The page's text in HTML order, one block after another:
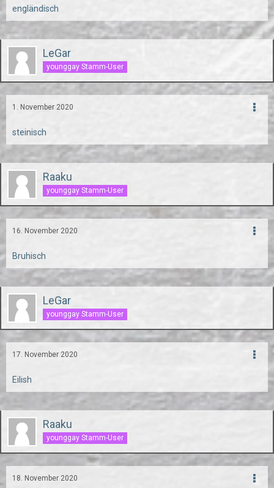
engländisch
LeGar
younggay Stamm-User
1. November 2020
steinisch
Raaku
younggay Stamm-User
16. November 2020
Bruhisch
LeGar
younggay Stamm-User
17. November 2020
Eilish
Raaku
younggay Stamm-User
18. November 2020